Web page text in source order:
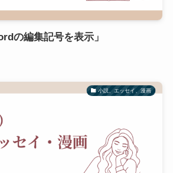
の編集記号を表示」
小説、エッセイ、漫画